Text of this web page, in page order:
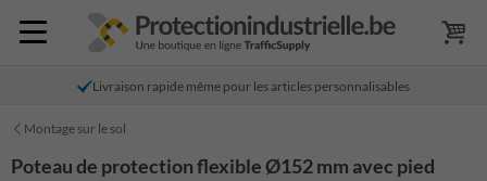
Livraison rapide même pour les articles personnalisables
Montage sur le sol
Poteau de protection flexible Ø152 mm avec pied